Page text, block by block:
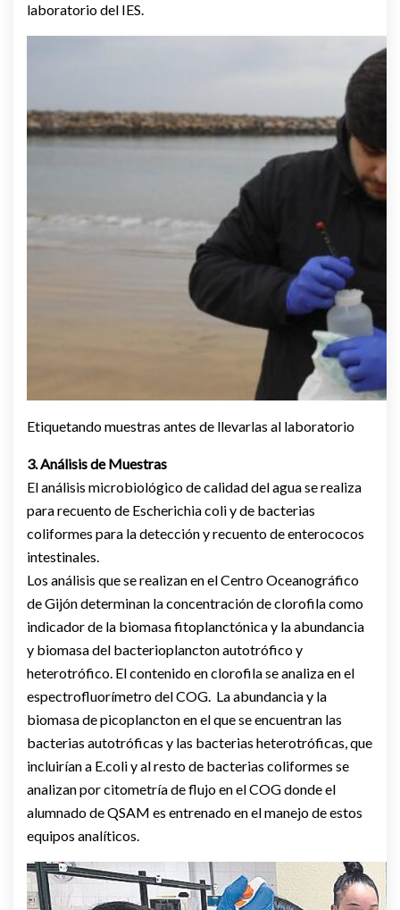
laboratorio del IES.
Etiquetando muestras antes de llevarlas al laboratorio
3. Análisis de Muestras
El análisis microbiológico de calidad del agua se realiza
para recuento de Escherichia coli y de bacterias
coliformes para la detección y recuento de enterococos
intestinales.
Los análisis que se realizan en el Centro Oceanográfico
de Gijón determinan la concentración de clorofila como
indicador de la biomasa fitoplanctónica y la abundancia
y biomasa del bacterioplancton autotrófico y
heterotrófico. El contenido en clorofila se analiza en el
espectrofluorímetro del COG. La abundancia y la
biomasa de picoplancton en el que se encuentran las
bacterias autotróficas y las bacterias heterotróficas, que
incluirían a E.coli y al resto de bacterias coliformes se
analizan por citometría de flujo en el COG donde el
alumnado de QSAM es entrenado en el manejo de estos
equipos analíticos.